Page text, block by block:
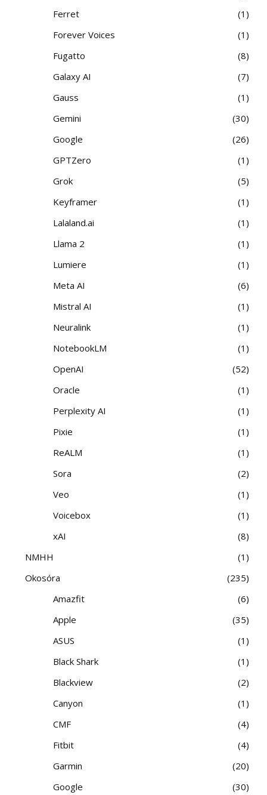
Ferret
1
Forever Voices
1
Fugatto
8
Galaxy AI
7
Gauss
1
Gemini
30
Google
26
GPTZero
1
Grok
5
Keyframer
1
Lalaland.ai
1
Llama 2
1
Lumiere
1
Meta AI
6
Mistral AI
1
Neuralink
1
NotebookLM
1
OpenAI
52
Oracle
1
Perplexity AI
1
Pixie
1
ReALM
1
Sora
2
Veo
1
Voicebox
1
xAI
8
NMHH
1
Okosóra
235
Amazfit
6
Apple
35
ASUS
1
Black Shark
1
Blackview
2
Canyon
1
CMF
4
Fitbit
4
Garmin
20
Google
30